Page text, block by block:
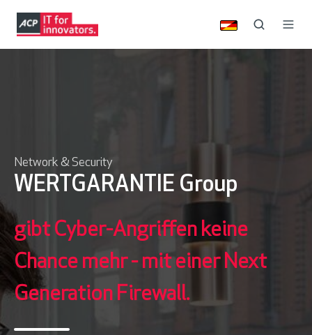
Network & Security
WERTGARANTIE Group
gibt Cyber-Angriffen keine
Chance mehr - mit einer Next
Generation Firewall.